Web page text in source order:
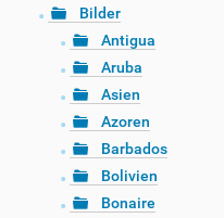
Bilder
Antigua
Aruba
Asien
Azoren
Barbados
Bolivien
Bonaire